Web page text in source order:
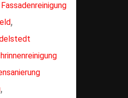
Fassadenreinigung
,
,